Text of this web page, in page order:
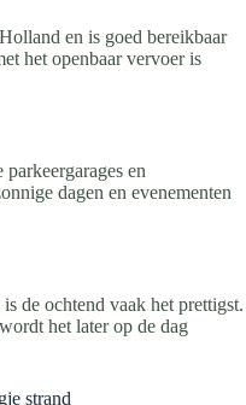
en is goed bereikbaar
het openbaar vervoer is
en
dagen en evenementen
de ochtend vaak het prettigst.
het later op de dag
strand